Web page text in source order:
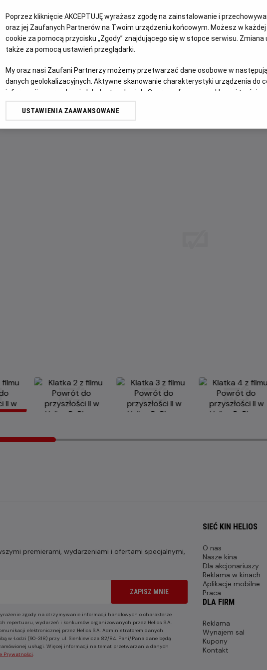
OPIS WYDARZENIA
Marty McFly i doktor Brown powracają! Tym
Marty'ego przed niebezpieczeństwem. Od
szalone, a ekipa musi wykonywać liczne skoki
bieg historii. To wymagająca – ale wciąż
premierami, wydarzeniami i ofertami specjalnymi,
ZAPISZ MNIE
zgody na otrzymywanie informacji handlowych o charakterze
repertuaru, wydarzeń i konkursów organizowanych przez Helios S.A.
elektronicznej przez Helios S.A. Administratorem danych
w Łodzi (90-318) przy ul. Sienkiewicza 82/84. Pani/Pana dane będą
usługi. Więcej informacji na temat przetwarzania danych
Prywatności.
SIEĆ KIN HELIOS
O nas
Nasze kina
Dla akcjonariuszy
Reklama w kinach
Aplikacje mobilne
Praca
DLA FIRM
Reklama
Wynajem sal
Kupony
Kontakt
Poprzez kliknięcie AKCEPTUJĘ wyrażasz zgodę na zainstalowanie i
oraz jej Zaufanych Partnerów na Twoim urządzeniu końcowym. Możesz w
cookie za pomocą przycisku „Zgody” znajdującego się w stopce serwisu.
także za pomocą ustawień przeglądarki.
My oraz nasi Zaufani Partnerzy możemy przetwarzać dane osobowe w
danych geolokalizacyjnych. Aktywne skanowanie charakterystyki urządzenia do
informacji na urządzeniu lub dostęp do nich. Spersonalizowane reklamy i treści,
odbiorców i ulepszanie usług.
Lista Zaufanych Partnerów
USTAWIENIA ZAAWANSOWANE